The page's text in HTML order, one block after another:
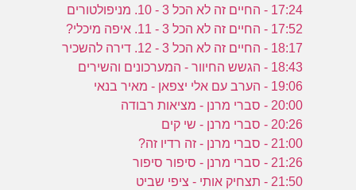
17:24 - החיים זה לא הכל 3 - 10. מניפולטורים
17:52 - החיים זה לא הכל 3 - 11. איפה מיכלי?
18:17 - החיים זה לא הכל 3 - 12. דירה להשכיר
18:43 - הגשש החיוור - המערכונים והשירים
19:06 - הערב עם אלי יצפאן - מאיר בנאי
20:00 - סברי מרנן - מציאות רבודה
20:26 - סברי מרנן - שי קים
21:00 - סברי מרנן - זה רדיו זה?
21:26 - סברי מרנן - סיפור סיפור
21:50 - תצחיק אותי - ציפי שביט